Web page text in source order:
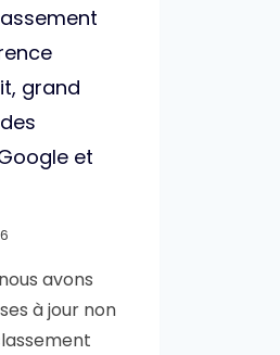
grand
et
avons
à jour non